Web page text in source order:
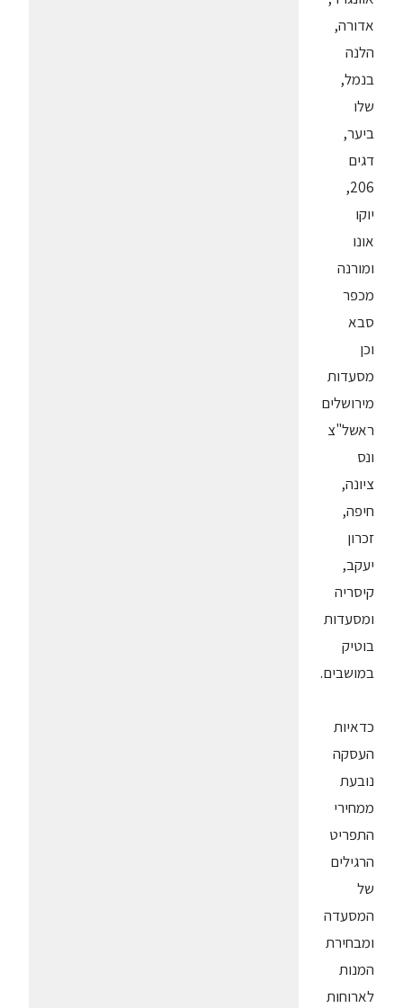
אדורה,
הלנה
בנמל,
שלו
ביער,
דגים
206,
יוקו
אונו
ומורנה
מכפר
סבא
וכן
מסעדות
מירושלים
ראשל"צ
ונס
ציונה,
חיפה,
זכרון
יעקב,
קיסריה
ומסעדות
בוטיק
במושבים.
כדאיות
העסקה
נובעת
ממחירי
התפריט
הרגילים
של
המסעדה
ומבחירת
המנות
לארוחות